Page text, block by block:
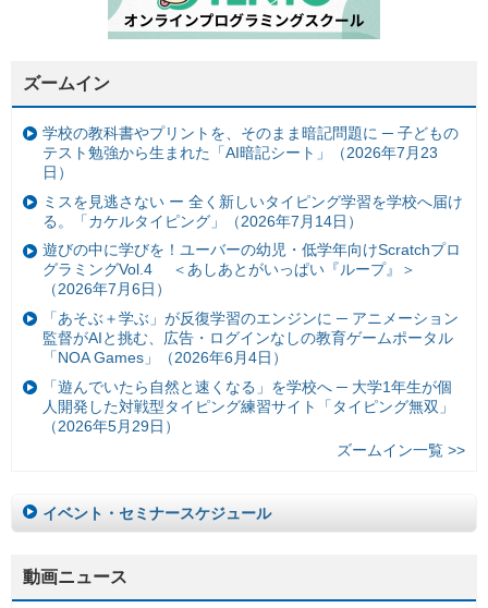
ズームイン
学校の教科書やプリントを、そのまま暗記問題に ─ 子どもの
テスト勉強から生まれた「AI暗記シート」（2026年7月23
日）
ミスを見逃さない ー 全く新しいタイピング学習を学校へ届け
る。「カケルタイピング」（2026年7月14日）
遊びの中に学びを！ユーバーの幼児・低学年向けScratchプロ
グラミングVol.4 ＜あしあとがいっぱい『ループ』＞
（2026年7月6日）
「あそぶ＋学ぶ」が反復学習のエンジンに ─ アニメーション
監督がAIと挑む、広告・ログインなしの教育ゲームポータル
「NOA Games」（2026年6月4日）
「遊んでいたら自然と速くなる」を学校へ ─ 大学1年生が個
人開発した対戦型タイピング練習サイト「タイピング無双」
（2026年5月29日）
ズームイン一覧 >>
イベント・セミナースケジュール
動画ニュース